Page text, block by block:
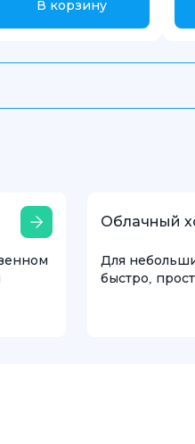
В корзину
Облачный
Для
быстро,